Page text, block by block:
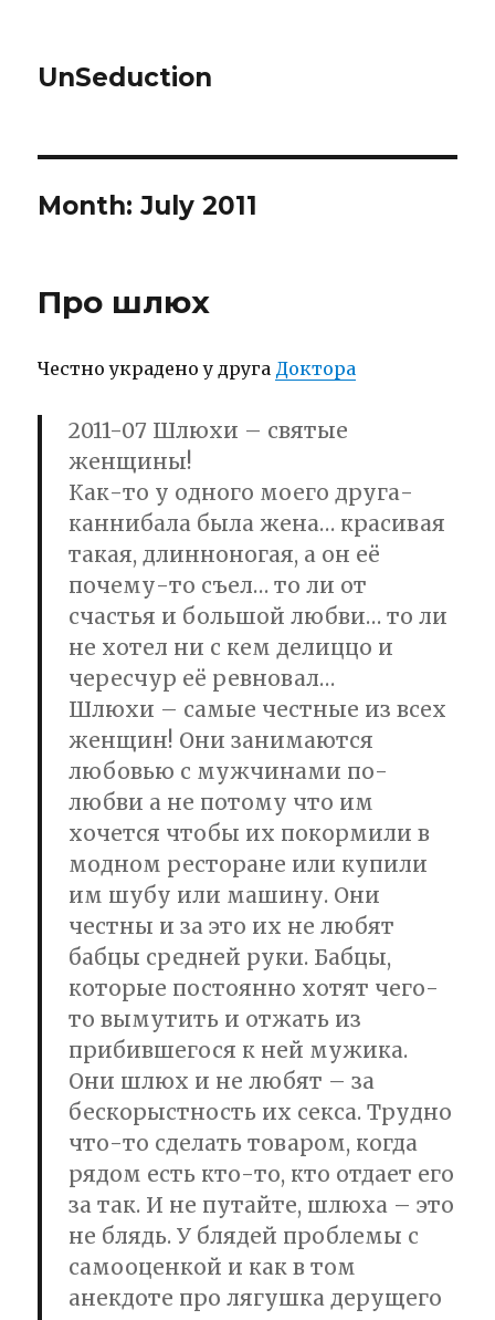
UnSeduction
Month: July 2011
Про шлюх
Честно украдено у друга Доктора
2011-07 Шлюхи – святые
женщины!
Как-то у одного моего друга-
каннибала была жена… красивая
такая, длинноногая, а он её
почему-то съел… то ли от
счастья и большой любви… то ли
не хотел ни с кем делиццо и
чересчур её ревновал…
Шлюхи – самые честные из всех
женщин! Они занимаются
любовью с мужчинами по-
любви а не потому что им
хочется чтобы их покормили в
модном ресторане или купили
им шубу или машину. Они
честны и за это их не любят
бабцы средней руки. Бабцы,
которые постоянно хотят чего-
то вымутить и отжать из
прибившегося к ней мужика.
Они шлюх и не любят – за
бескорыстность их секса. Трудно
что-то сделать товаром, когда
рядом есть кто-то, кто отдает его
за так. И не путайте, шлюха – это
не блядь. У блядей проблемы с
самооценкой и как в том
анекдоте про лягушка дерущего